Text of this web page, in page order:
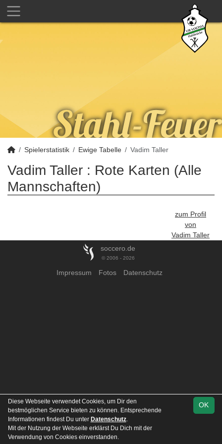
Spielerstatistik Ewige Tabelle Vadim Taller
Vadim Taller : Rote Karten (Alle
Mannschaften)
zum Profil
von
Vadim Taller
soccero.de
© 2006 - 2026
Impressum Fotos Datenschutz
OK
Diese Webseite verwendet Cookies, um Dir den
bestmöglichen Service bieten zu können. Entsprechende
Informationen findest Du unter Datenschutz.
Mit der Nutzung der Webseite erklärst Du Dich mit der
Verwendung von Cookies einverstanden.